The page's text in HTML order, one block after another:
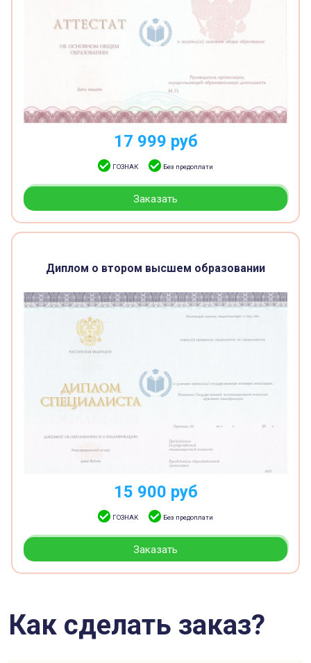
17 999 руб
ГОЗНАК Без предоплати
Заказать
Диплом о втором высшем образовании
15 900 руб
ГОЗНАК Без предоплати
Заказать
Как сделать заказ?